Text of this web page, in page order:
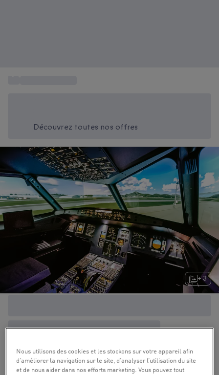
Découvrez toutes nos offres
+ 3
Nous utilisons des cookies et les stockons sur votre appareil afin
d’améliorer la navigation sur le site, d’analyser l’utilisation du site
et de nous aider dans nos efforts marketing. Vous pouvez tout